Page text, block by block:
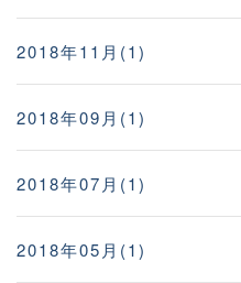
2018年11月(1)
2018年09月(1)
2018年07月(1)
2018年05月(1)